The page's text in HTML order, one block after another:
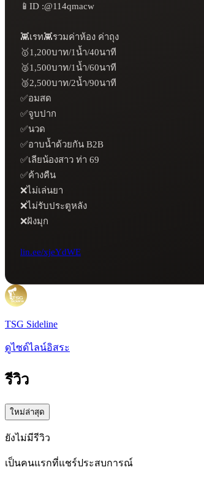
📱ID :@114qmacw
👾เรท👾รวมค่าห้อง ค่าถุง
🥇1,200บาท/1น้ำ/40นาที
🥈1,500บาท/1น้ำ/60นาที
🥉2,500บาท/2น้ำ/90นาที
✅อมสด
✅จูบปาก
✅นวด
✅อาบน้ำด้วยกัน B2B
✅เลียน้องสาว ท่า 69
✅ค้างคืน
❌ไม่เล่นยา
❌ไม่รับประตูหลัง
❌ฝังมุก
lin.ee/xjeYdWE
TSG Sideline
ดูไซด์ไลน์อิสระ
รีวิว
ใหม่ล่าสุด
ยังไม่มีรีวิว
เป็นคนแรกที่แชร์ประสบการณ์